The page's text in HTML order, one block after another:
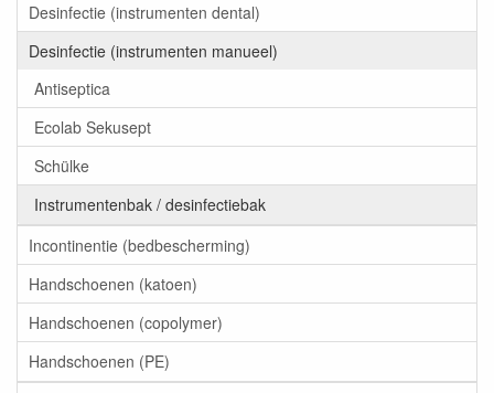
Desinfectie (instrumenten dental)
Desinfectie (instrumenten manueel)
Antiseptica
Ecolab Sekusept
Schülke
Instrumentenbak / desinfectiebak
Incontinentie (bedbescherming)
Handschoenen (katoen)
Handschoenen (copolymer)
Handschoenen (PE)